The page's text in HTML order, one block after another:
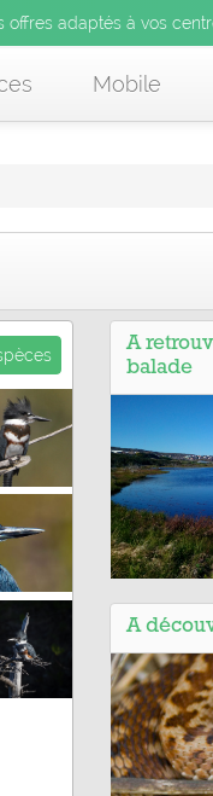
offres adaptés à vos
Mobile
adaptés à vos
offres adaptés à
A
balade
(97) -
A